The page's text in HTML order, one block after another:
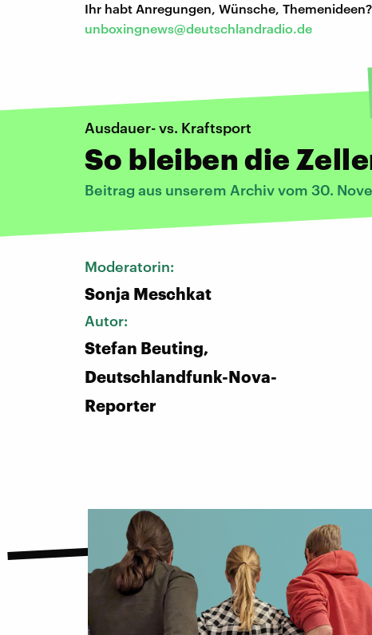
Ihr habt Anregungen, Wünsche,
unboxingnews@deutschlandradio.de
Ausdauer- vs. Kraftsport
So bleiben die
Beitrag aus unserem Archiv vom 30.
Moderatorin:
Sonja Meschkat
Autor:
Stefan Beuting,
Deutschlandfunk-Nova-
Reporter